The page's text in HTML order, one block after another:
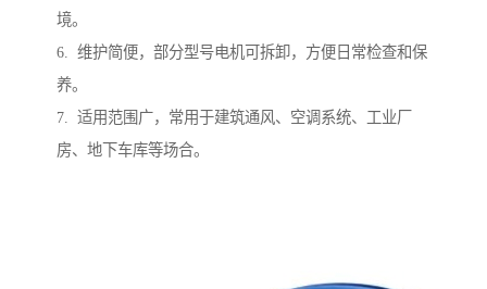
境。
6. 维护简便，部分型号电机可拆卸，方便日常检查和保
养。
7. 适用范围广，常用于建筑通风、空调系统、工业厂
房、地下车库等场合。